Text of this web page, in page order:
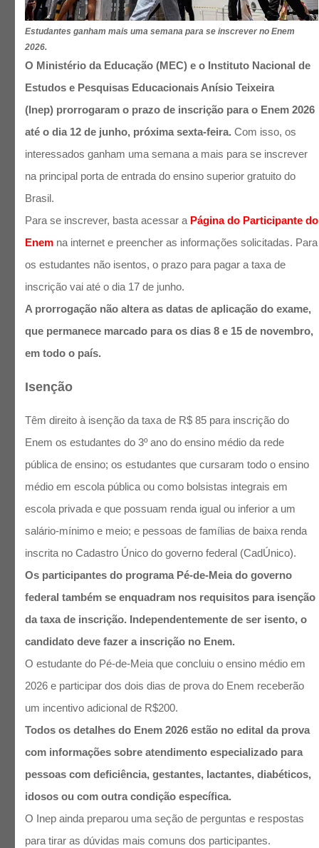
Estudantes ganham mais uma semana para se inscrever no Enem
2026.
O Ministério da Educação (MEC) e o Instituto Nacional de
Estudos e Pesquisas Educacionais Anísio Teixeira
(Inep) prorrogaram o prazo de inscrição para o Enem 2026
até o dia 12 de junho, próxima sexta-feira. Com isso, os
interessados ganham uma semana a mais para se inscrever
na principal porta de entrada do ensino superior gratuito do
Brasil.
Para se inscrever, basta acessar a Página do Participante do
Enem na internet e preencher as informações solicitadas. Para
os estudantes não isentos, o prazo para pagar a taxa de
inscrição vai até o dia 17 de junho.
A prorrogação não altera as datas de aplicação do exame,
que permanece marcado para os dias 8 e 15 de novembro,
em todo o país.
Isenção
Têm direito à isenção da taxa de R$ 85 para inscrição do
Enem os estudantes do 3º ano do ensino médio da rede
pública de ensino; os estudantes que cursaram todo o ensino
médio em escola pública ou como bolsistas integrais em
escola privada e que possuam renda igual ou inferior a um
salário-mínimo e meio; e pessoas de famílias de baixa renda
inscrita no Cadastro Único do governo federal (CadÚnico).
Os participantes do programa Pé-de-Meia do governo
federal também se enquadram nos requisitos para isenção
da taxa de inscrição. Independentemente de ser isento, o
candidato deve fazer a inscrição no Enem.
O estudante do Pé-de-Meia que concluiu o ensino médio em
2026 e participar dos dois dias de prova do Enem receberão
um incentivo adicional de R$200.
Todos os detalhes do Enem 2026 estão no edital da prova
com informações sobre atendimento especializado para
pessoas com deficiência, gestantes, lactantes, diabéticos,
idosos ou com outra condição específica.
O Inep ainda preparou uma seção de perguntas e respostas
para tirar as dúvidas mais comuns dos participantes.